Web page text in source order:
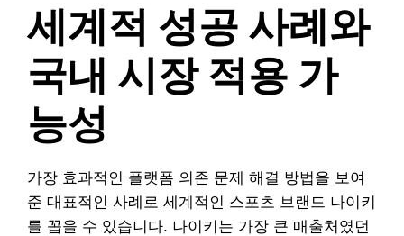
세계적 성공 사례와
국내 시장 적용 가
능성
가장 효과적인 플랫폼 의존 문제 해결 방법을 보여
준 대표적인 사례로 세계적인 스포츠 브랜드 나이키
를 꼽을 수 있습니다. 나이키는 가장 큰 매출처였던